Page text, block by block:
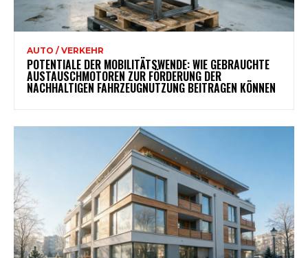
AUTO / VERKEHR
POTENTIALE DER MOBILITÄTSWENDE: WIE GEBRAUCHTE
AUSTAUSCHMOTOREN ZUR FÖRDERUNG DER
NACHHALTIGEN FAHRZEUGNUTZUNG BEITRAGEN KÖNNEN